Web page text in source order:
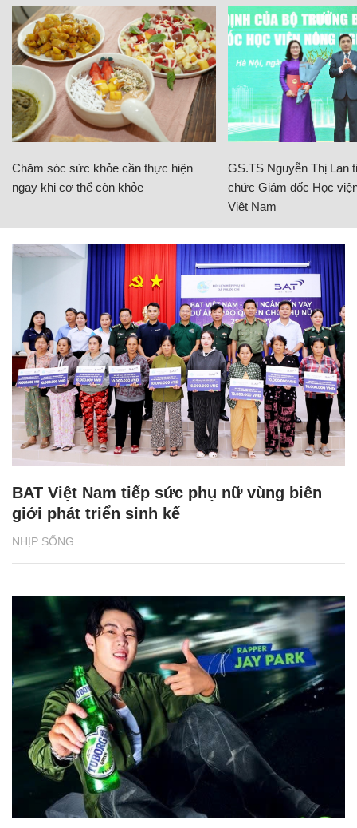
Chăm sóc sức khỏe cần thực hiện
ngay khi cơ thể còn khỏe
GS.TS Nguyễn Thị Lan
chức Giám đốc Học
Việt Nam
NHỊP SỐNG
BAT Việt Nam tiếp sức phụ nữ vùng biên
giới phát triển sinh kế